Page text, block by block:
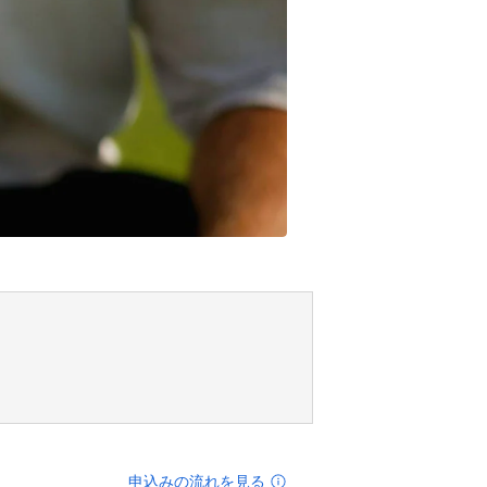
申込みの流れを見る